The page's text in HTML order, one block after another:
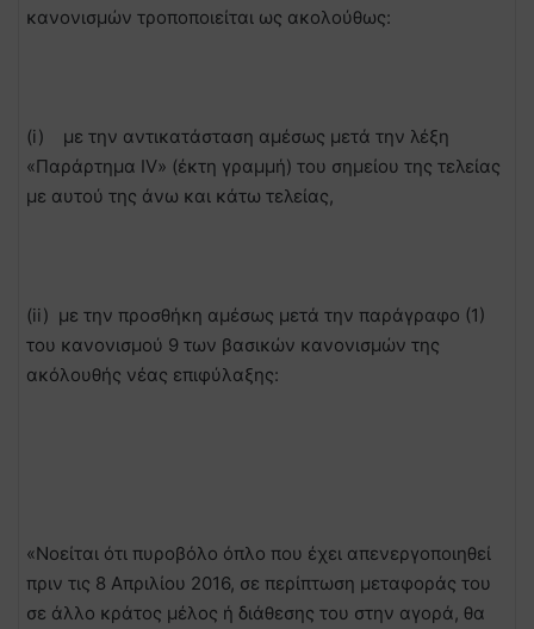
κανονισμών τροποποιείται ως ακολούθως:
(i) με την αντικατάσταση αμέσως μετά την λέξη
«Παράρτημα IV» (έκτη γραμμή) του σημείου της τελείας
με αυτού της άνω και κάτω τελείας,
(ii) με την προσθήκη αμέσως μετά την παράγραφο (1)
του κανονισμού 9 των βασικών κανονισμών της
ακόλουθής νέας επιφύλαξης:
«Νοείται ότι πυροβόλο όπλο που έχει απενεργοποιηθεί
πριν τις 8 Απριλίου 2016, σε περίπτωση μεταφοράς του
σε άλλο κράτος μέλος ή διάθεσης του στην αγορά, θα